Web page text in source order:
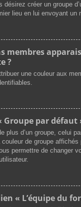
désirez créer un groupe
lieu en lui envoyant un
membres
?
une couleur aux
Groupe par défaut
plus d’un groupe, celui
de groupe affichés
permettre de changer
« L’équipe du